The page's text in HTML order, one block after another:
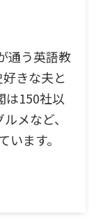
通う英語教
きな夫と
は150社以
メなど、
ます。